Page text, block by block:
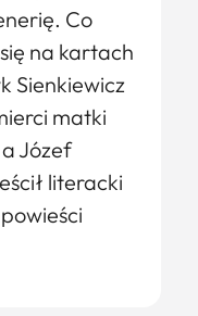
Co
na kartach
Sienkiewicz
matki
Józef
literacki